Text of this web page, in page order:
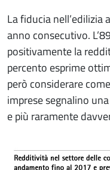
La fiducia nell’edilizia
anno consecutivo.
positivamente la
percento esprime
però considerare
imprese segnalino
e più raramente